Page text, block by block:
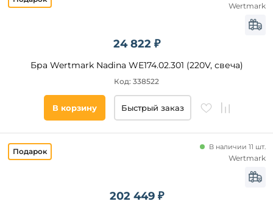
Бренд
Цвет
Наличие
24 822 ₽
Бра Wertmark Nadina WE174.02.301 (220V, свеча)
Код: 338522
Wertmark
В корзину Быстрый заказ
202 449 ₽
В наличии 11 шт.
Wertmark